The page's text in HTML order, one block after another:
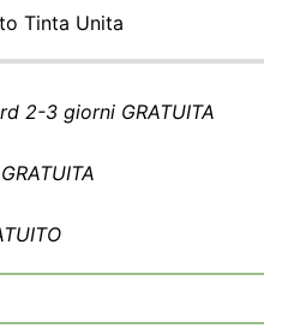
Tinta Unita
2-3 giorni GRATUITA